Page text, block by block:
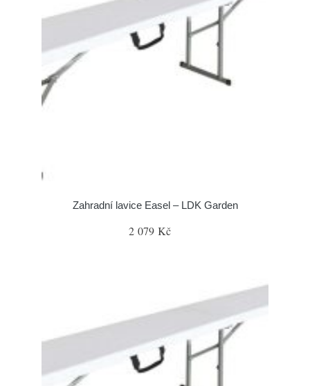
Zahradní lavice Easel – LDK Garden
2 079 Kč